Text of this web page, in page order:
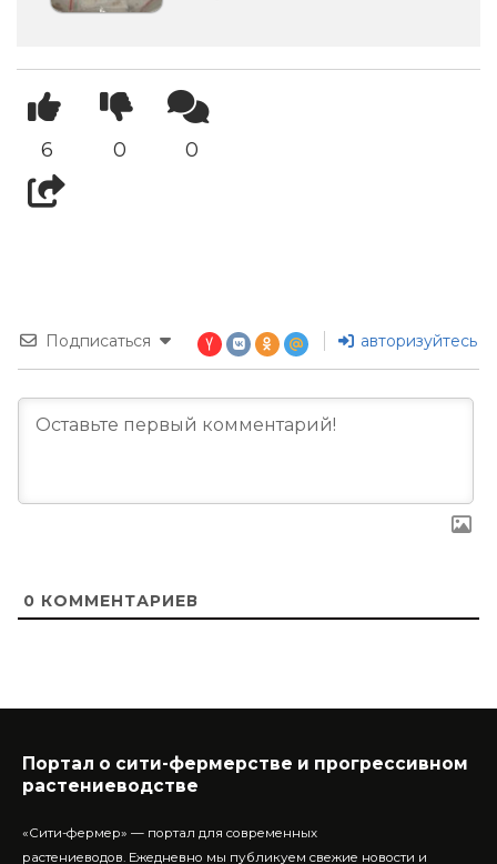
6 0 0
Подписаться авторизуйтесь
0 КОММЕНТАРИЕВ
Портал о сити-фермерстве и прогрессивном
растениеводстве
«Сити-фермер» — портал для современных
растениеводов. Ежедневно мы публикуем свежие новости и